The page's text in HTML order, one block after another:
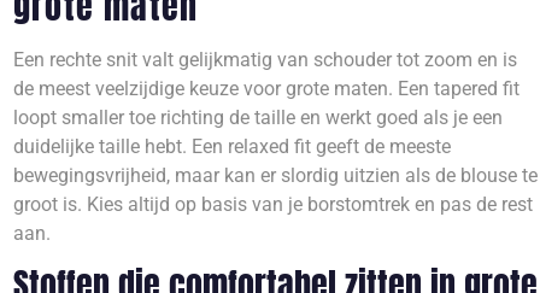
Een rechte snit valt gelijkmatig van schouder tot zoom en is
de meest veelzijdige keuze voor grote maten. Een tapered fit
loopt smaller toe richting de taille en werkt goed als je een
duidelijke taille hebt. Een relaxed fit geeft de meeste
bewegingsvrijheid, maar kan er slordig uitzien als de blouse te
groot is. Kies altijd op basis van je borstomtrek en pas de rest
aan.